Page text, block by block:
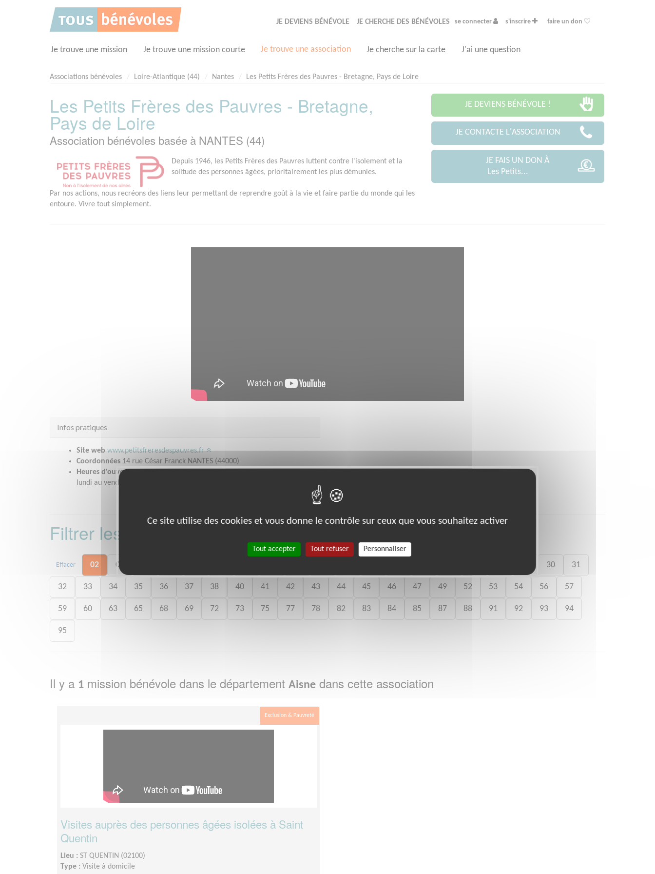
JE DEVIENS BÉNÉVOLE JE CHERCHE DES BÉNÉVOLES se connecter s'inscrire faire un don
Je trouve une mission Je trouve une mission courte Je trouve une association Je cherche sur la carte J'ai une question
Associations bénévoles Loire-Atlantique (44) Nantes Les Petits Frères des Pauvres - Bretagne, Pays de Loire
Les Petits Frères des Pauvres - Bretagne,
Pays de Loire
Association bénévoles basée à NANTES (44)
Depuis 1946, les Petits Frères des Pauvres luttent contre l'isolement et la
solitude des personnes âgées, prioritairement les plus démunies.
Par nos actions, nous recréons des liens leur permettant de reprendre goût à la vie et faire partie du monde qui les
entoure. Vivre tout simplement.
JE DEVIENS BÉNÉVOLE !
JE CONTACTE L'ASSOCIATION
JE FAIS UN DON À
Les Petits...
Infos pratiques
Site web www.petitsfreresdespauvres.fr
Coordonnées 14 rue César Franck NANTES (44000)
Heures d'ouverture
lundi au vendredi de 9h30 à 12h30 et de 14h à 17h
Filtrer les missions bénévoles par département :
Effacer 02 03 30 31
32 33 34 35 36 37 38 40 41 42 43 44 45 46 47 49 52 53 54 56 57
59 60 63 65 68 69 72 73 75 77 78 82 83 84 85 87 88 91 92 93 94
95
Il y a 1 mission bénévole dans le département Aisne dans cette association
Exclusion & Pauvreté
Visites auprès des personnes âgées isolées à Saint
Quentin
Lieu : ST QUENTIN (02100)
Type : Visite à domicile
Ce site utilise des cookies et vous donne le contrôle sur ceux que vous souhaitez activer
Tout accepter Tout refuser Personnaliser